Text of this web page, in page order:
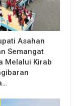
Asahan
Semangat
Melalui Kirab